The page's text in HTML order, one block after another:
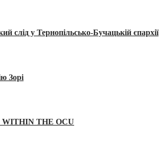
у Тернопільсько-Бучацькій єпархії
Зорі
THE OCU